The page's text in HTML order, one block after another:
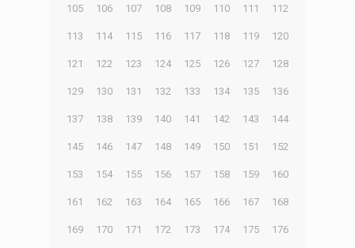
105 106 107 108 109 110 111 112
113 114 115 116 117 118 119 120
121 122 123 124 125 126 127 128
129 130 131 132 133 134 135 136
137 138 139 140 141 142 143 144
145 146 147 148 149 150 151 152
153 154 155 156 157 158 159 160
161 162 163 164 165 166 167 168
169 170 171 172 173 174 175 176